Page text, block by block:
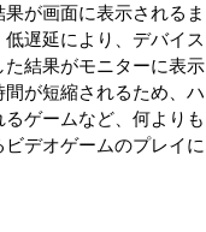
が画面に表示されるま
遅延により、デバイス
結果がモニターに表示
間が短縮されるため、ハ
ゲームなど、何よりも
デオゲームのプレイに